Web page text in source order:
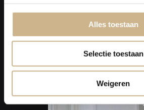
Alles toestaan
Selectie toestaan
Weigeren